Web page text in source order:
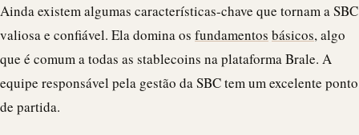
Ainda existem algumas características-chave que tornam a SBC
valiosa e confiável. Ela domina os fundamentos básicos, algo
que é comum a todas as stablecoins na plataformaBrale. A
equipe responsável pela gestão da SBC tem um excelente ponto
de partida.